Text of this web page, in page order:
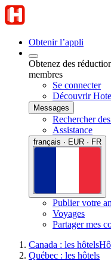
Obtenir l’appli
Obtenez des
membres
Se connecter
Découvrir
Messages
Rechercher
Assistance
français · EUR · FR
Publier votre
Voyages
Partager mes
Canada : les hôtels
Québec : les hôtels